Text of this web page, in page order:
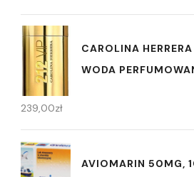
CAROLINA
WODA
239,00zł
AVIOMARIN 50MG,